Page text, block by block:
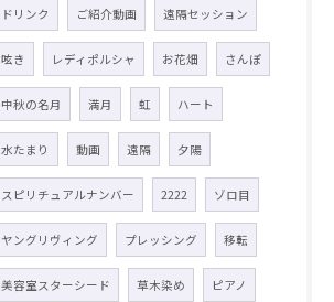
ドリンク ご紹介動画 遠隔セッション
呟き レディポルシャ お花畑 さんぽ
中秋の名月 満月 虹 ハート
水たまり 動画 遠隔 夕陽
スピリチュアルナンバー 2222 ゾロ目
ヤングリヴィング プレッシング 移転
美容室スターシード 草木染め ピアノ